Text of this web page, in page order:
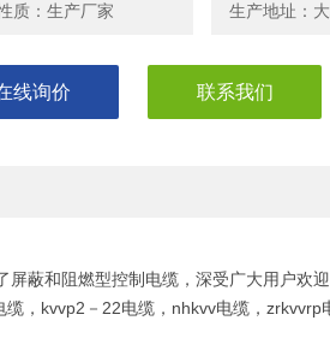
质：生产厂家 生产地址：
线询价 联系我们
蔽和阻燃型控制电缆，深受广大用户欢
，kvvp2－22电缆，nhkvv电缆，zrkvvrp